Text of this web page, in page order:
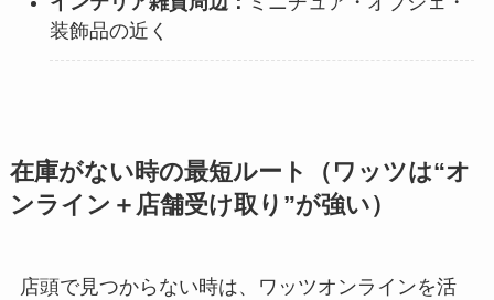
装飾品の近く
在庫がない時の最短ルート（ワッツは“オ
ンライン＋店舗受け取り”が強い）
店頭で見つからない時は、ワッツオンラインを活